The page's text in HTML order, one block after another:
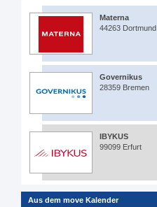
Materna
44263 Dortmund
Governikus
28359 Bremen
IBYKUS
99099 Erfurt
Aus dem move Kalender